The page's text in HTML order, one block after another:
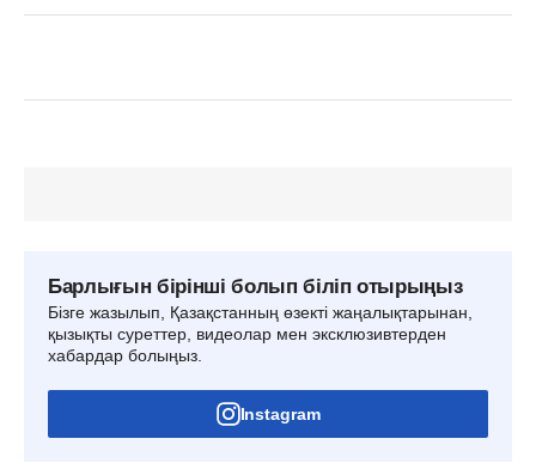
Барлығын бірінші болып біліп отырыңыз
Бізге жазылып, Қазақстанның өзекті жаңалықтарынан,
қызықты суреттер, видеолар мен эксклюзивтерден
хабардар болыңыз.
Instagram